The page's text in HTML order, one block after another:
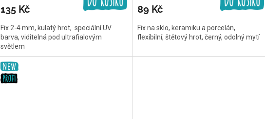
135 Kč
Fix 2-4 mm, kulatý hrot, speciální UV
barva, viditelná pod ultrafialovým
světlem
89 Kč
Fix na sklo, keramiku a porcelán,
flexibilní, štětový hrot, černý, odolný mytí